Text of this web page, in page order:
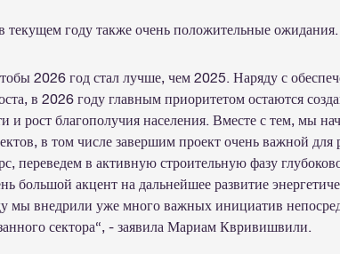
текущем году также очень положительные ожидания.
2026 год стал лучше, чем 2025. Наряду с
в 2026 году главным приоритетом остаются
и рост благополучия населения. Вместе с тем, мы
в том числе завершим проект очень важной для
переведем в активную строительную фазу
большой акцент на дальнейшее развитие
мы внедрили уже много важных инициатив
сектора“, - заявила Мариам Квривишвили.